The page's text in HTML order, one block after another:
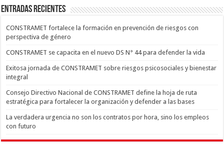
ENTRADAS RECIENTES
CONSTRAMET fortalece la formación en prevención de riesgos con
perspectiva de género
CONSTRAMET se capacita en el nuevo DS N° 44 para defender la vida
Exitosa jornada de CONSTRAMET sobre riesgos psicosociales y bienestar
integral
Consejo Directivo Nacional de CONSTRAMET define la hoja de ruta
estratégica para fortalecer la organización y defender a las bases
La verdadera urgencia no son los contratos por hora, sino los empleos
con futuro